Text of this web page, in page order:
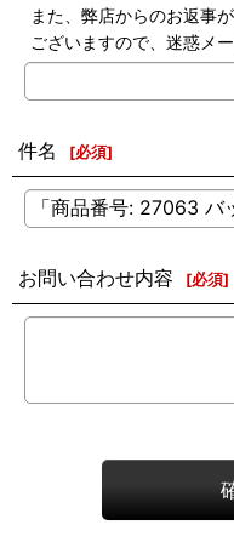
また、弊店からのお返事
ございますので、迷惑メ
件名 [必須]
お問い合わせ内容 [必須]